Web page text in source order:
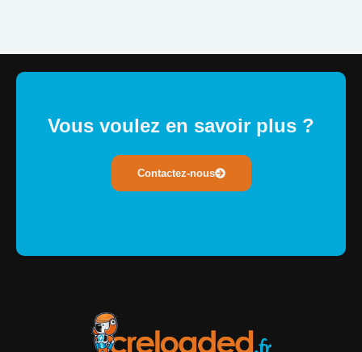
Vous voulez en savoir plus ?
Contactez-nous